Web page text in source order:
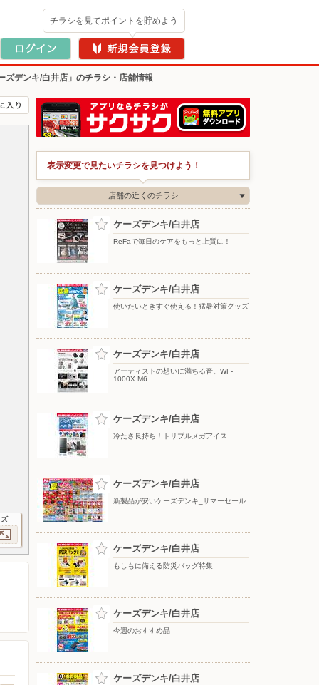
チラシを見てポイントを貯めよう
ズデンキ/白井店」のチラシ・店舗情報
表示変更で見たいチラシを見つけよう！
店舗の近くのチラシ
ケーズデンキ/白井店
ReFaで毎日のケアをもっと上質に！
ケーズデンキ/白井店
使いたいときすぐ使える！猛暑対策グッズ
ケーズデンキ/白井店
アーティストの想いに満ちる音。WF-
1000X M6
ケーズデンキ/白井店
冷たさ長持ち！トリプルメガアイス
ケーズデンキ/白井店
新製品が安いケーズデンキ_サマーセール
ケーズデンキ/白井店
もしもに備える防災バッグ特集
ケーズデンキ/白井店
今週のおすすめ品
ケーズデンキ/白井店